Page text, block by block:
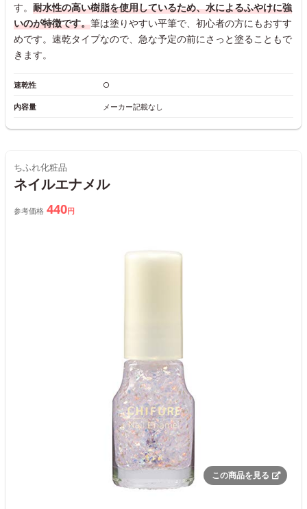
す。 耐水性の高い樹脂を使用しているため、水によるふやけに強
いのが特徴です。筆は塗りやすい平筆で、初心者の方にもおすす
めです。速乾タイプなので、急な予定の前にさっと塗ることもで
きます。
速乾性 ○
内容量 メーカー記載なし
ちふれ化粧品
ネイルエナメル
参考価格 440円
この商品を見る